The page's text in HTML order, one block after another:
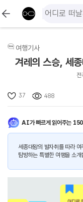
여행기사
겨레의 스승, 세
전
37 488
AI가 빠르게 읽어주는 150
세종대왕의 발자취를 따라
탐방하는 특별한 여행을 소